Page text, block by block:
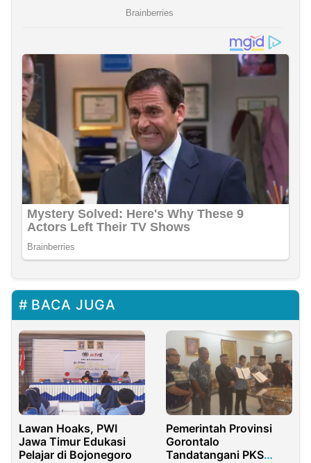
BACA JUGA
Lawan Hoaks, PWI
Jawa Timur Edukasi
Pelajar di Bojonegoro
Pemerintah Provinsi
Gorontalo
Tandatangani PKS